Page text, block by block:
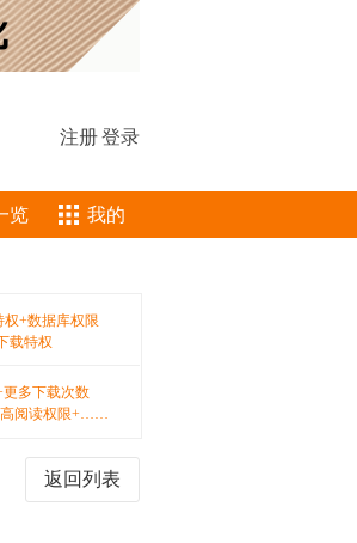
注册登录
览 我的
+数据库权限
载特权
多下载次数
高阅读权限+……
返回列表